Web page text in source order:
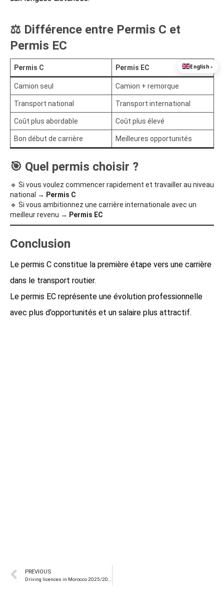
⚖️ Différence entre Permis C et
Permis EC
Permis C Permis EC
Camion seul Camion + remorque
Transport national Transport international
Coût plus abordable Coût plus élevé
Bon début de carrière Meilleures opportunités
🎯 Quel permis choisir ?
🔹 Si vous voulez commencer rapidement et travailler au niveau
national → Permis C
🔹 Si vous ambitionnez une carrière internationale avec un
meilleur revenu → Permis EC
Conclusion
Le permis C constitue la première étape vers une carrière
dans le transport routier.
Le permis EC représente une évolution professionnelle
avec plus d’opportunités et un salaire plus attractif.
PREVIOUS
Driving licences in Morocco 2025/2026: what really changes this year
English ▲